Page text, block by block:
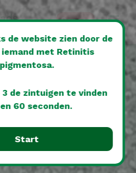
Doneer
de website zien door de
iemand met Retinitis
pigmentosa.
de zintuigen te vinden
60 seconden.
Start
60
je Kerst
ziet?
vind de 3 zintuigen;